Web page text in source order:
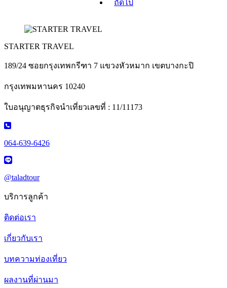
ถัดไป
STARTER TRAVEL
189/24 ซอยกรุงเทพกรีฑา 7 แขวงหัวหมาก เขตบางกะปิ
กรุงเทพมหานคร 10240
ใบอนุญาตธุรกิจนำเที่ยวเลขที่ : 11/11173
064-639-6426
@taladtour
บริการลูกค้า
ติดต่อเรา
เกี่ยวกับเรา
บทความท่องเที่ยว
ผลงานที่ผ่านมา